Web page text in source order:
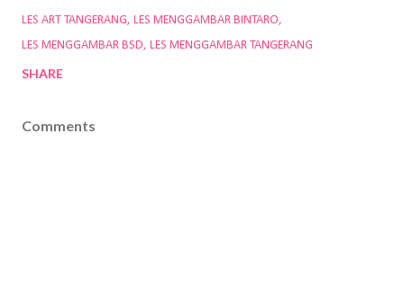
LES ART TANGERANG
LES MENGGAMBAR BINTARO
LES MENGGAMBAR BSD
LES MENGGAMBAR TANGERANG
SHARE
Comments